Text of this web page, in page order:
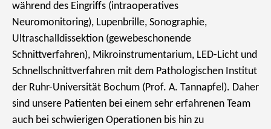
während des Eingriffs (intraoperatives
Neuromonitoring), Lupenbrille, Sonographie,
Ultraschalldissektion (gewebeschonende
Schnittverfahren), Mikroinstrumentarium, LED-Licht und
Schnellschnittverfahren mit dem Pathologischen Institut
der Ruhr-Universität Bochum (Prof. A. Tannapfel). Daher
sind unsere Patienten bei einem sehr erfahrenen Team
auch bei schwierigen Operationen bis hin zu